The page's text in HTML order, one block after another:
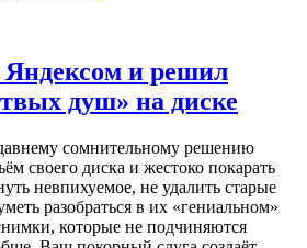
Яндексом и решил
душ» на диске
сомнительному решению
своего диска и жестоко покарать
невпихуемое, не удалить старые
разобраться в их «гениальном»
которые не подчиняются